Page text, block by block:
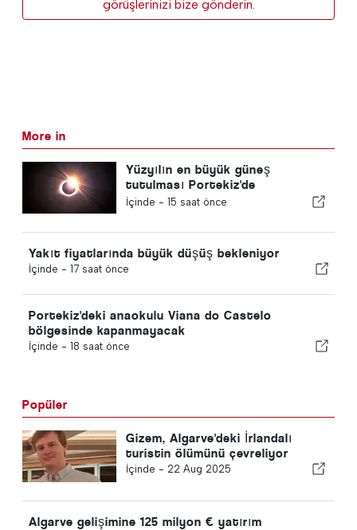
görüşlerinizi bize gönderin.
More in
Yüzyılın en büyük güneş
tutulması Portekiz'de
gerçekleşiyor
İçinde - 15 saat önce
Yakıt fiyatlarında büyük düşüş bekleniyor
İçinde - 17 saat önce
Portekiz'deki anaokulu Viana do Castelo
bölgesinde kapanmayacak
İçinde - 18 saat önce
Popüler
Gizem, Algarve'deki İrlandalı
turistin ölümünü çevreliyor
İçinde - 22 Aug 2025
Algarve gelişimine 125 milyon € yatırım